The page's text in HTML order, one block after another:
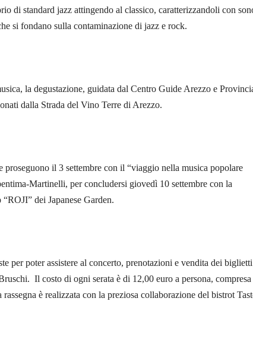
di standard jazz attingendo al classico, caratterizzandoli con
si fondano sulla contaminazione di jazz e rock.
la degustazione, guidata dal Centro Guide Arezzo e
dalla Strada del Vino Terre di Arezzo.
proseguono il 3 settembre con il “viaggio nella musica popolare
Martinelli, per concludersi giovedì 10 settembre con la
dei Japanese Garden.
per poter assistere al concerto, prenotazioni e vendita dei biglietti
Il costo di ogni serata è di 12,00 euro a persona, compresa
è realizzata con la preziosa collaborazione del bistrot